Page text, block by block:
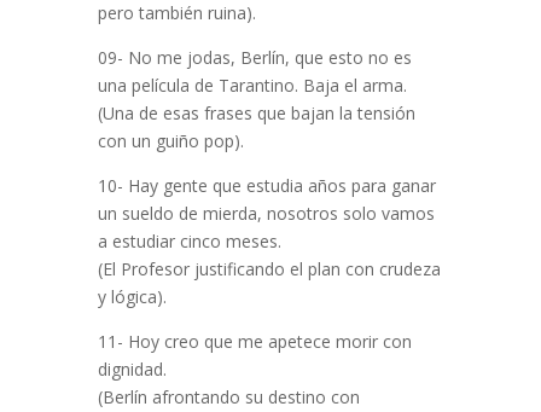
pero también ruina).
09- No me jodas, Berlín, que esto no es
una película de Tarantino. Baja el arma.
(Una de esas frases que bajan la tensión
con un guiño pop).
10- Hay gente que estudia años para ganar
un sueldo de mierda, nosotros solo vamos
a estudiar cinco meses.
(El Profesor justificando el plan con crudeza
y lógica).
11- Hoy creo que me apetece morir con
dignidad.
(Berlín afrontando su destino con